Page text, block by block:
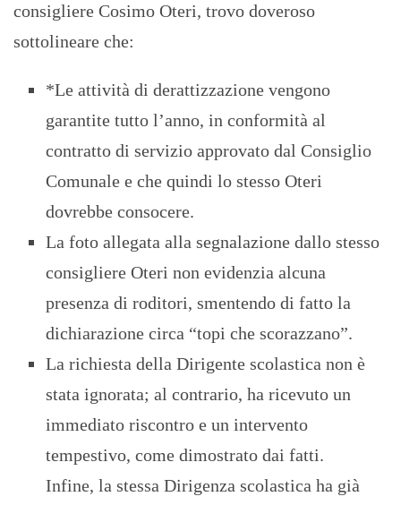
consigliere Cosimo Oteri, trovo doveroso
sottolineare che:
*Le attività di derattizzazione vengono
garantite tutto l’anno, in conformità al
contratto di servizio approvato dal Consiglio
Comunale e che quindi lo stesso Oteri
dovrebbe consocere.
La foto allegata alla segnalazione dallo stesso
consigliere Oteri non evidenzia alcuna
presenza di roditori, smentendo di fatto la
dichiarazione circa “topi che scorazzano”.
La richiesta della Dirigente scolastica non è
stata ignorata; al contrario, ha ricevuto un
immediato riscontro e un intervento
tempestivo, come dimostrato dai fatti.
Infine, la stessa Dirigenza scolastica ha già